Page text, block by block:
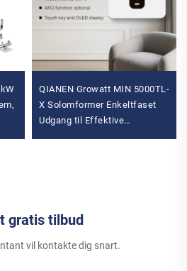
QIANEN Growatt MIN 5000TL-
X Solomformer Enkeltfaset
Udgang til Effektive
gratis tilbud
vil kontakte dig snart.